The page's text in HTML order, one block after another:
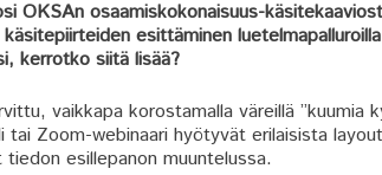
OKSAn osaamiskokonaisuus-
esittäminen
kerrotko siitä lisää?
vaikkapa korostamalla väreillä ”kuumia
Zoom-webinaari hyötyvät erilaisista
esillepanon muuntelussa.